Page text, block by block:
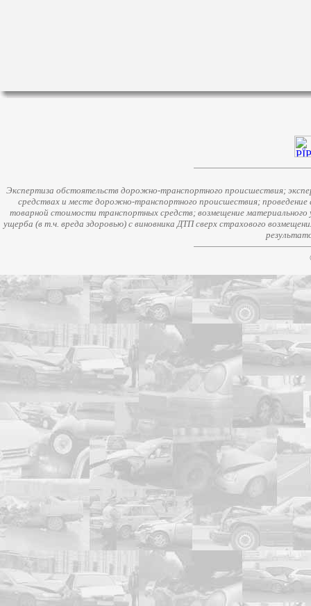
Экспертиза обстоятельств дорожно-транспортного происшествия;
средствах и месте дорожно-транспортного происшествия;
товарной стоимости транспортных средств; возмещение
ущерба (в т.ч. вреда здоровью) с виновника ДТП сверх страхового